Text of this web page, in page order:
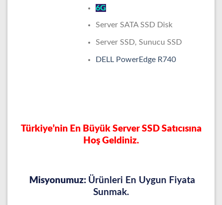
6G
Server SATA SSD Disk
Server SSD, Sunucu SSD
DELL PowerEdge R740
Türkiye’nin En Büyük Server SSD Satıcısına
Hoş Geldiniz.
Misyonumuz: Ürünleri En Uygun Fiyata
Sunmak.